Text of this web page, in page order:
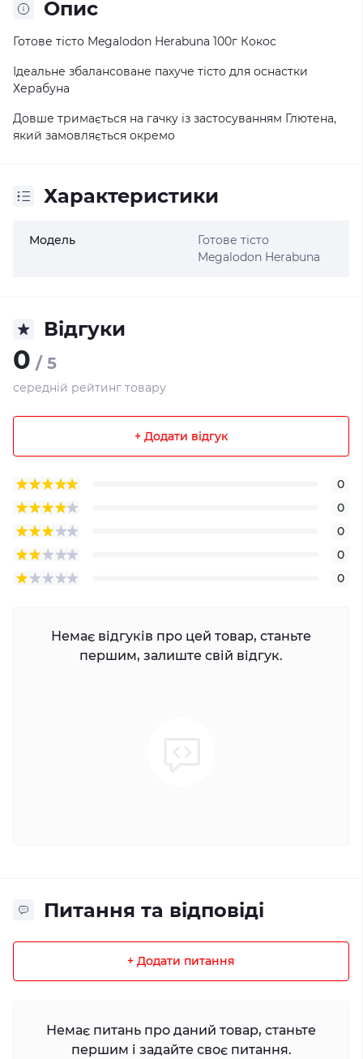
Опис
Готове тісто Megalodon Herabuna 100г Кокос
Ідеальне збалансоване пахуче тісто для оснастки
Херабуна
Довше тримається на гачку із застосуванням Глютена,
який замовляється окремо
Характеристики
Модель
Готове тісто
Megalodon Herabuna
Відгуки
0 / 5
середній рейтинг товару
+ Додати відгук
0
0
0
0
0
Немає відгуків про цей товар, станьте
першим, залиште свій відгук.
Питання та відповіді
+ Додати питання
Немає питань про даний товар, станьте
першим і задайте своє питання.